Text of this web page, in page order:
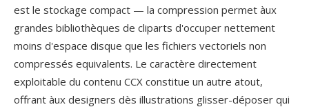
est le stockage compact — la compression permet àux
grandes bibliothèques de cliparts d'occuper nettement
moins d'espace disque que les fichiers vectoriels non
compressés equivalents. Le caractère directement
exploitable du contenu CCX constitue un autre atout,
offrant àux designers dès illustrations glisser-déposer qui